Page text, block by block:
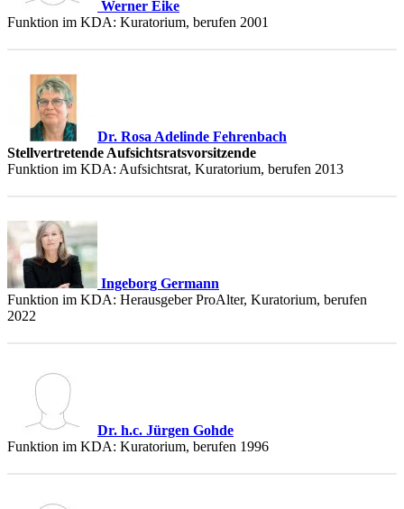
Werner Eike
Funktion im KDA: Kuratorium, berufen 2001
Dr. Rosa Adelinde Fehrenbach
Stellvertretende Aufsichtsratsvorsitzende
Funktion im KDA: Aufsichtsrat, Kuratorium, berufen 2013
Ingeborg Germann
Funktion im KDA: Herausgeber ProAlter, Kuratorium, berufen
2022
Dr. h.c. Jürgen Gohde
Funktion im KDA: Kuratorium, berufen 1996